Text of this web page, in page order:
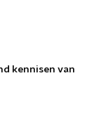
kennisen van